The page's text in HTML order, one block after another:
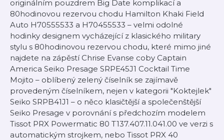
originálním pouzdrem Big Date komplikací a
80hodinovou rezervou chodu Hamilton Khaki Field
Auto ⁠H70555533⁠ a ⁠H70455533⁠ – velmi odolné
hodinky designem vycházející z klasického military
stylu s 80hodinovou rezervou chodu, které mimo jiné
najdete na zápěstí Chrise Evanse coby Captain
America Seiko Presage ⁠SRPE45J1⁠ Cocktail Time
Mojito – oblíbený zelený číselník se zajímavě
provedeným číselníkem, nejen v kategorii "Koktejlek"
Seiko ⁠SRPB41J1⁠ – o něco klasičtější a společenštější
Seiko Presage v porovnání s předchozím modelem
Tissot PRX Powermatic 80 ⁠T137.407.11.041.00⁠ ve verzi s
automatickým strojkem, nebo Tissot PRX 40